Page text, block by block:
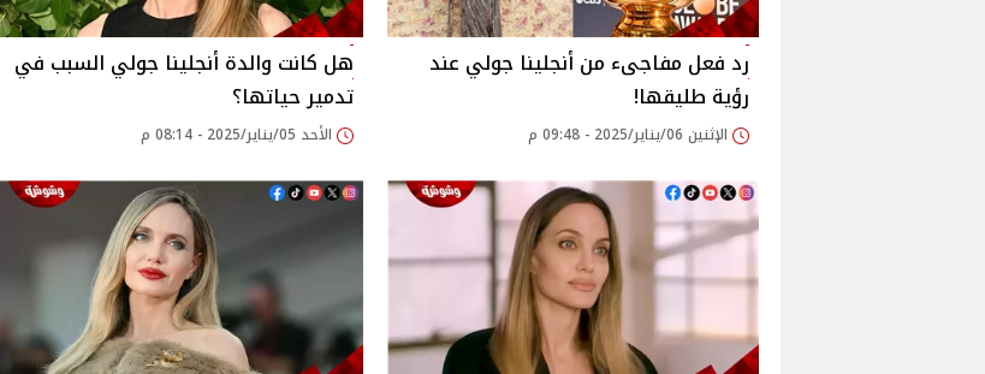
رد فعل مفاجىء من أنجلينا جولي عند
رؤية طليقها!
الإثنين 06/يناير/2025 - 09:48 م
هل كانت والدة أنجلينا جولي السبب في
تدمير حياتها؟
الأحد 05/يناير/2025 - 08:14 م